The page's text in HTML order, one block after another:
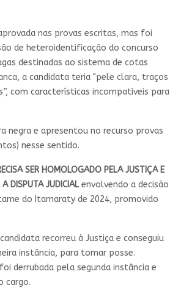
nas provas escritas, mas foi
de heteroidentificação do concurso
destinadas ao sistema de cotas
a candidata teria "pele clara, traços
com características incompatíveis para
negra e apresentou no recurso provas
nesse sentido.
SER HOMOLOGADO PELA JUSTIÇA E
A DISPUTA JUDICIALenvolvendo a decisão
do Itamaraty de 2024, promovido
recorreu à Justiça e conseguiu
instância, para tomar posse.
derrubada pela segunda instância e
cargo.